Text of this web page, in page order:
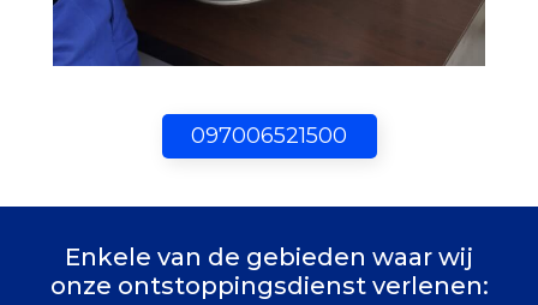
097006521500
Enkele van de gebieden waar wij
onze ontstoppingsdienst verlenen: